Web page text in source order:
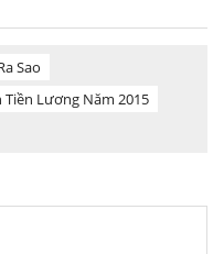
Sao
Tiền Lương Năm 2015